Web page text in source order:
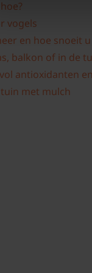
vogels
en hoe snoeit
balkon of in de
antioxidanten
met mulch